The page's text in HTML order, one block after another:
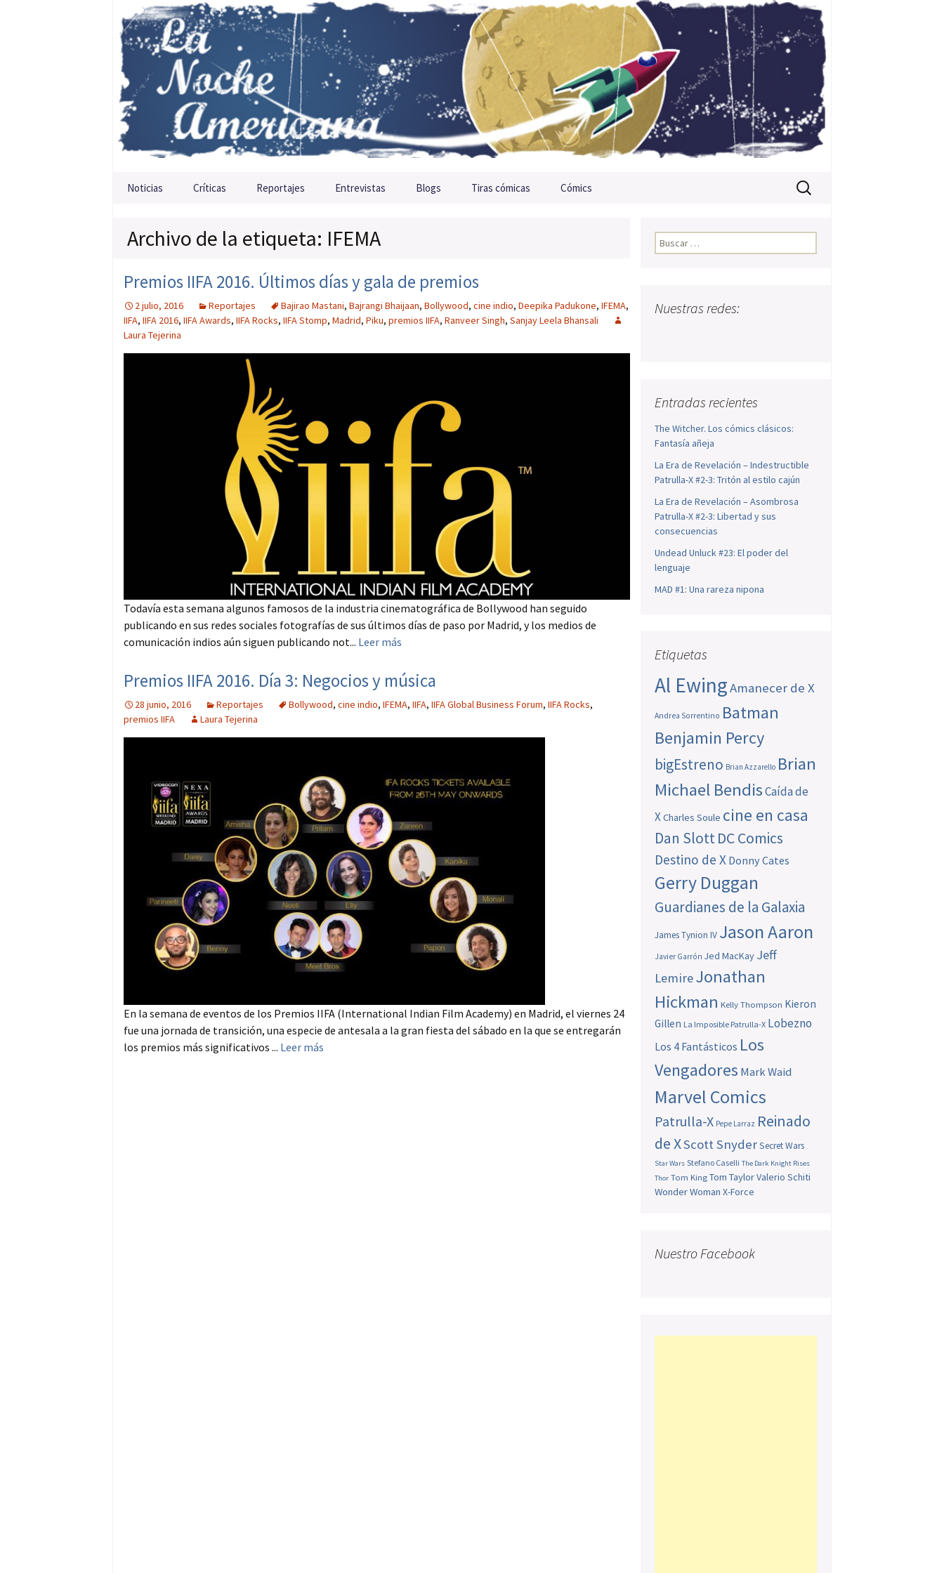
Saltar al contenido
Noticias Críticas Reportajes Entrevistas Blogs Tiras cómicas Cómics Buscar:
Archivo de la etiqueta: IFEMA
Premios IIFA 2016. Últimos días y gala de premios
2 julio, 2016 Reportajes Bajirao Mastani, Bajrangi Bhaijaan, Bollywood, cine indio, Deepika Padukone, IFEMA,
IIFA, IIFA 2016, IIFA Awards, IIFA Rocks, IIFA Stomp, Madrid, Piku, premios IIFA, Ranveer Singh, Sanjay Leela Bhansali
Laura Tejerina
Todavía esta semana algunos famosos de la industria cinematográfica de Bollywood han seguido
publicando en sus redes sociales fotografías de sus últimos días de paso por Madrid, y los medios de
comunicación indios aún siguen publicando not... Leer más
Premios IIFA 2016. Día 3: Negocios y música
28 junio, 2016 Reportajes Bollywood, cine indio, IFEMA, IIFA, IIFA Global Business Forum, IIFA Rocks,
premios IIFA
Laura Tejerina
En la semana de eventos de los Premios IIFA (International Indian Film Academy) en Madrid, el viernes 24
fue una jornada de transición, una especie de antesala a la gran fiesta del sábado en la que se entregarán
los premios más significativos ... Leer más
Buscar:
Nuestras redes:
Entradas recientes
The Witcher. Los cómics clásicos:
Fantasía añeja
La Era de Revelación – Indestructible
Patrulla-X #2-3: Tritón al estilo cajún
La Era de Revelación – Asombrosa
Patrulla-X #2-3: Libertad y sus
consecuencias
Undead Unluck #23: El poder del
lenguaje
MAD #1: Una rareza nipona
Etiquetas
Al EwingAmanecer de X
Andrea Sorrentino Batman
Benjamin Percy
bigEstreno Brian Azzarello Brian
Michael BendisCaída de
XCharles Soule cine en casa
Dan SlottDC Comics
Destino de X Donny Cates
Gerry Duggan
Guardianes de la Galaxia
James Tynion IV Jason Aaron
Javier Garrón Jed MacKay Jeff
LemireJonathan
Hickman Kelly Thompson Kieron
Gillen La Imposible Patrulla-X Lobezno
Los 4 Fantásticos Los
Vengadores Mark Waid
Marvel Comics
Patrulla-X Pepe Larraz Reinado
de XScott SnyderSecret Wars
Star Wars Stefano Caselli The Dark Knight Rises
Thor Tom King Tom TaylorValerio Schiti
Wonder Woman X-Force
Nuestro Facebook